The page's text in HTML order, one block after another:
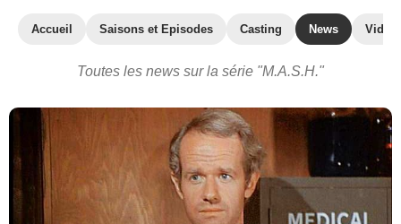
Accueil Saisons et Episodes Casting News
Toutes les news sur la série "M.A.S.H."